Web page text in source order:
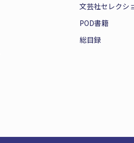
文芸社セレクシ
POD書籍
総目録